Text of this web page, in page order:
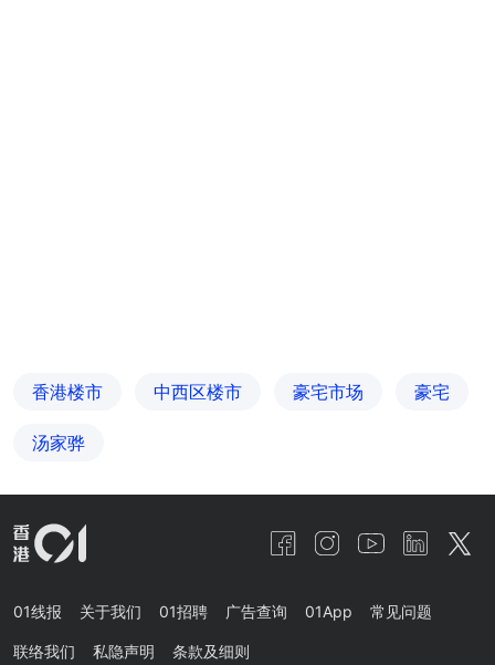
香港楼市 中西区楼市 豪宅市场 豪宅
汤家骅
01线报 关于我们 01招聘 广告查询 01App 常见问题
联络我们 私隐声明 条款及细则